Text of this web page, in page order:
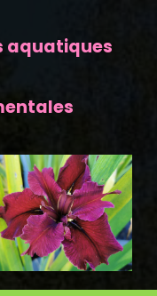
aquatiques
Next